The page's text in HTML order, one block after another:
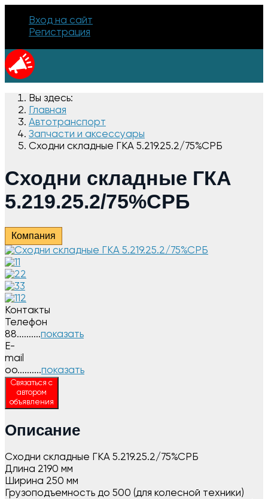
Вход на сайт
Регистрация
Вы здесь:
Главная
Автотранспорт
Запчасти и аксессуары
Сходни складные ГКА 5.219.25.2/75%СРБ
Сходни складные ГКА
5.219.25.2/75%СРБ
Компания
Контакты
Телефон
88..........показать
E-
mail
oo..........показать
Связаться с
автором
объявления
Описание
Сходни складные ГКА 5.219.25.2/75%СРБ
Длина 2190 мм
Ширина 250 мм
Грузоподъемность до 500 (для колесной техники)